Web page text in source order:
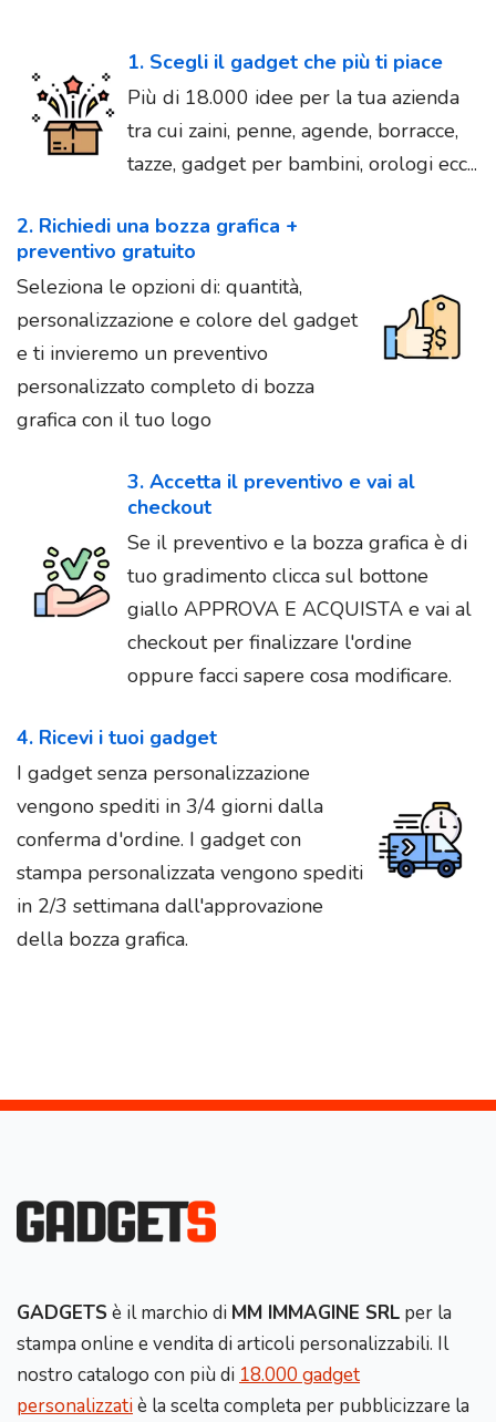
1. Scegli il gadget che più ti piace
Più di 18.000 idee per la tua azienda
tra cui zaini, penne, agende, borracce,
tazze, gadget per bambini, orologi ecc...
2. Richiedi una bozza grafica +
preventivo gratuito
Seleziona le opzioni di: quantità,
personalizzazione e colore del gadget
e ti invieremo un preventivo
personalizzato completo di bozza
grafica con il tuo logo
3. Accetta il preventivo e vai al
checkout
Se il preventivo e la bozza grafica è di
tuo gradimento clicca sul bottone
giallo APPROVA E ACQUISTA e vai al
checkout per finalizzare l'ordine
oppure facci sapere cosa modificare.
4. Ricevi i tuoi gadget
I gadget senza personalizzazione
vengono spediti in 3/4 giorni dalla
conferma d'ordine. I gadget con
stampa personalizzata vengono spediti
in 2/3 settimana dall'approvazione
della bozza grafica.
GADGETS è il marchio di MM IMMAGINE SRL per la
stampa online e vendita di articoli personalizzabili. Il
nostro catalogo con più di 18.000 gadget
personalizzatiè la scelta completa per pubblicizzare la